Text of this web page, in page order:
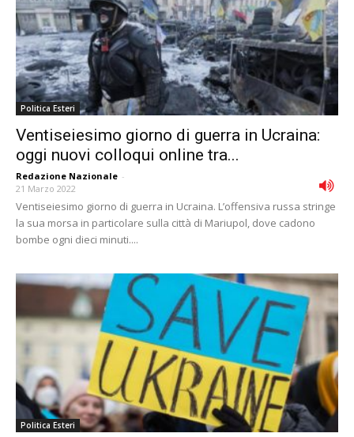
Politica Esteri
Ventiseiesimo giorno di guerra in Ucraina:
oggi nuovi colloqui online tra...
Redazione Nazionale -
21 Marzo 2022
Ventiseiesimo giorno di guerra in Ucraina. L’offensiva russa stringe
la sua morsa in particolare sulla città di Mariupol, dove cadono
bombe ogni dieci minuti....
Politica Esteri